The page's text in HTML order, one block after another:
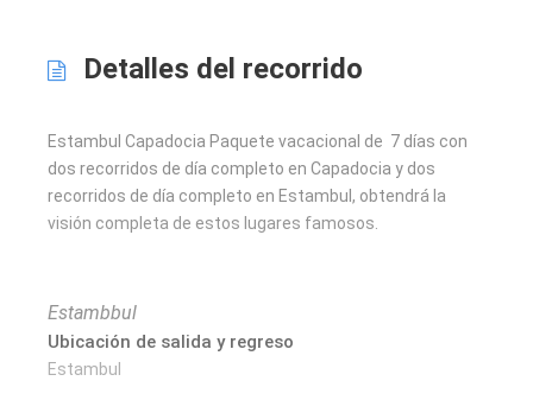
Detalles del recorrido
Estambul Capadocia Paquete vacacional de 7 días con
dos recorridos de día completo en Capadocia y dos
recorridos de día completo en Estambul, obtendrá la
visión completa de estos lugares famosos.
Estambbul
Ubicación de salida y regreso
Estambul